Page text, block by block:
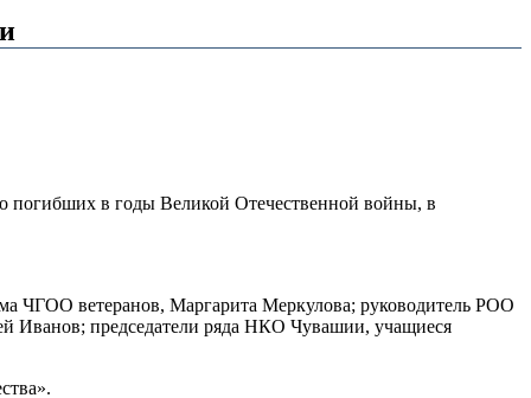
погибших в годы Великой Отечественной войны, в
ЧГОО ветеранов, Маргарита Меркулова; руководитель РОО
Иванов; председатели ряда НКО Чувашии, учащиеся